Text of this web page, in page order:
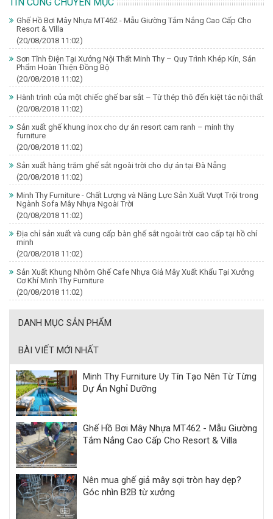
Ghế Hồ Bơi Mây Nhựa MT462 - Mẫu Giường Tắm Nắng Cao Cấp Cho
Resort & Villa
(20/08/2018 11:02)
Sơn Tĩnh Điện Tại Xưởng Nội Thất Minh Thy – Quy Trình Khép Kín, Sản
Phẩm Hoàn Thiện Đồng Bộ
(20/08/2018 11:02)
Hành trình của một chiếc ghế bar sắt – Từ thép thô đến kiệt tác nội thất
(20/08/2018 11:02)
Sản xuất ghế khung inox cho dự án resort cam ranh – minh thy
furniture
(20/08/2018 11:02)
Sản xuất hàng trăm ghế sắt ngoài trời cho dự án tại Đà Nẵng
(20/08/2018 11:02)
Minh Thy Furniture - Chất Lượng và Năng Lực Sản Xuất Vượt Trội trong
Ngành Sofa Mây Nhựa Ngoài Trời
(20/08/2018 11:02)
Địa chỉ sản xuất và cung cấp bàn ghế sắt ngoài trời cao cấp tại hồ chí
minh
(20/08/2018 11:02)
Sản Xuất Khung Nhôm Ghế Cafe Nhựa Giả Mây Xuất Khẩu Tại Xưởng
Cơ Khí Minh Thy Furniture
(20/08/2018 11:02)
DANH MỤC SẢN PHẨM
BÀI VIẾT MỚI NHẤT
Minh Thy Furniture Uy Tín Tạo Nên Từ Từng
Dự Án Nghỉ Dưỡng
Ghế Hồ Bơi Mây Nhựa MT462 - Mẫu Giường
Tắm Nắng Cao Cấp Cho Resort & Villa
Nên mua ghế giả mây sợi tròn hay dẹp?
Góc nhìn B2B từ xưởng